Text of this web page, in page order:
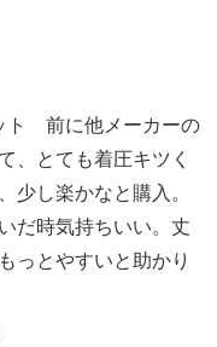
ト 前に他メーカーの
、とても着圧キツく
少し楽かなと購入。
だ時気持ちいい。丈
っとやすいと助かり